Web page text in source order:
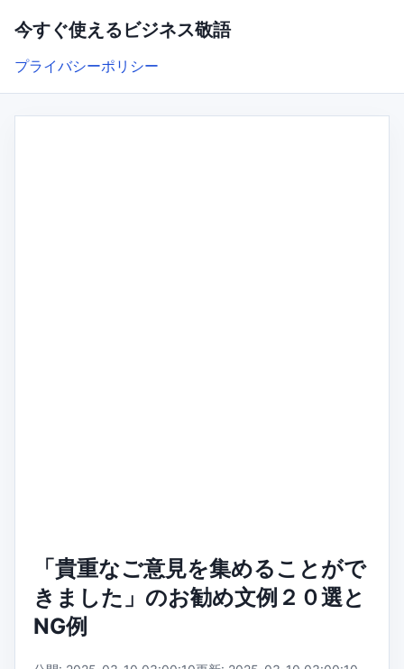
今すぐ使えるビジネス敬語
プライバシーポリシー
「貴重なご意見を集めることがで
きました」のお勧め文例２０選と
NG例